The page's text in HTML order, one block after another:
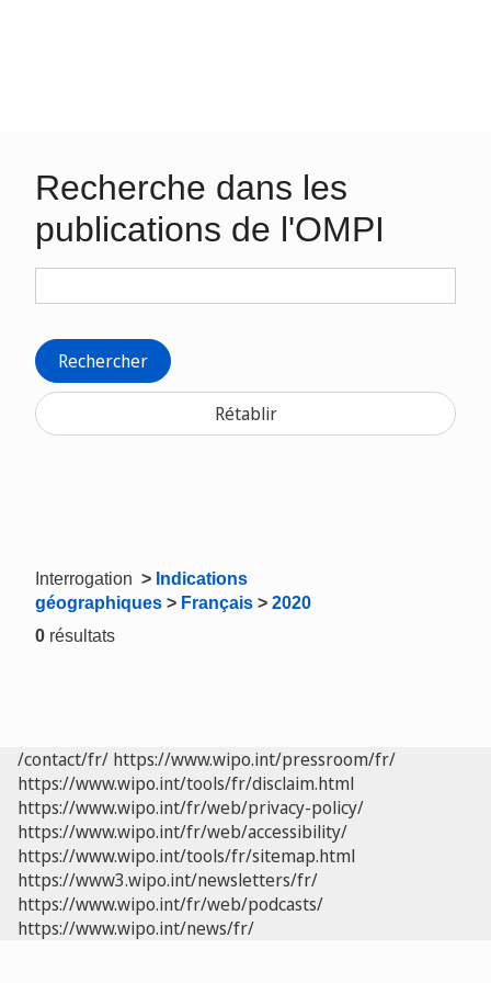
Recherche dans les
publications de l'OMPI
Rechercher
Rétablir
Interrogation > Indications
géographiques > Français > 2020
0 résultats
/contact/fr/ https://www.wipo.int/pressroom/fr/
https://www.wipo.int/tools/fr/disclaim.html
https://www.wipo.int/fr/web/privacy-policy/
https://www.wipo.int/fr/web/accessibility/
https://www.wipo.int/tools/fr/sitemap.html
https://www3.wipo.int/newsletters/fr/
https://www.wipo.int/fr/web/podcasts/
https://www.wipo.int/news/fr/